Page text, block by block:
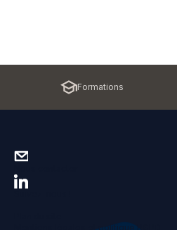
Formations